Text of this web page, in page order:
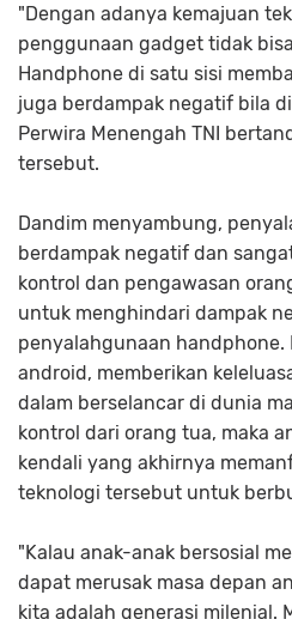
"Dengan adanya kemajuan
penggunaan gadget tidak
Handphone di satu sisi
juga berdampak negatif bila
Perwira Menengah TNI
tersebut.
Dandim menyambung,
berdampak negatif dan
kontrol dan pengawasan
untuk menghindari dampak
penyalahgunaan handphone.
android, memberikan
dalam berselancar di dunia
kontrol dari orang tua, maka
kendali yang akhirnya
teknologi tersebut untuk
"Kalau anak-anak bersosial
dapat merusak masa depan
kita adalah generasi milenial.